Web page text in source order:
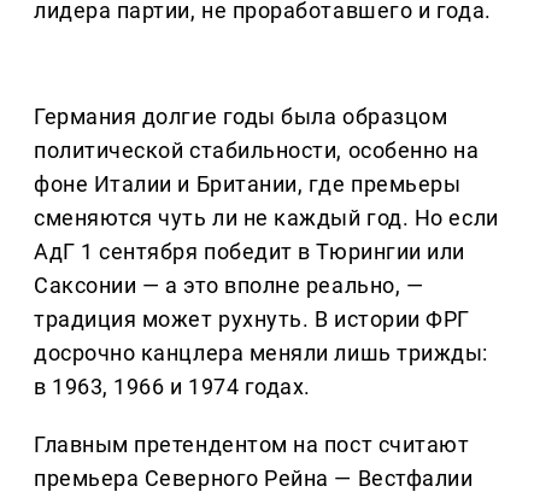
лидера партии, не проработавшего и года.
Германия долгие годы была образцом
политической стабильности, особенно на
фоне Италии и Британии, где премьеры
сменяются чуть ли не каждый год. Но если
АдГ 1 сентября победит в Тюрингии или
Саксонии — а это вполне реально, —
традиция может рухнуть. В истории ФРГ
досрочно канцлера меняли лишь трижды:
в 1963, 1966 и 1974 годах.
Главным претендентом на пост считают
премьера Северного Рейна — Вестфалии